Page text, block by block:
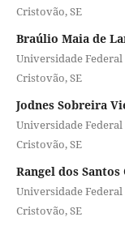
Cristovão, SE
Braúlio Maia de
Universidade Federal
Cristovão, SE
Jodnes Sobreira
Universidade Federal
Cristovão, SE
Rangel dos
Universidade Federal
Cristovão, SE